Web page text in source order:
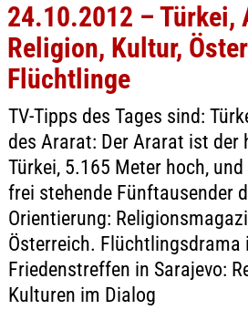
24.10.2012 – Türkei,
Religion, Kultur,
Flüchtlinge
TV-Tipps des Tages sind:
des Ararat: Der Ararat ist der
Türkei, 5.165 Meter hoch,
frei stehende Fünftausender
Orientierung:
Österreich. Flüchtlingsdrama
Friedenstreffen in Sarajevo:
Kulturen im Dialog